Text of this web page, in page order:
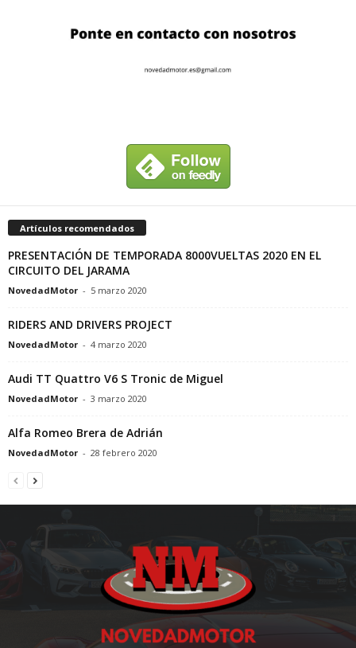
Artículos recomendados
PRESENTACIÓN DE TEMPORADA 8000VUELTAS 2020 EN EL
CIRCUITO DEL JARAMA
NovedadMotor - 5 marzo 2020
RIDERS AND DRIVERS PROJECT
NovedadMotor - 4 marzo 2020
Audi TT Quattro V6 S Tronic de Miguel
NovedadMotor - 3 marzo 2020
Alfa Romeo Brera de Adrián
NovedadMotor - 28 febrero 2020